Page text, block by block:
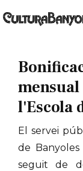
l'Escola
El servei
de
seguit de